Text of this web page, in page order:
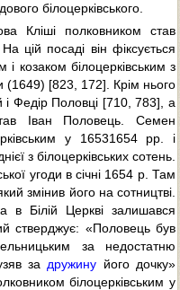
білоцерківського.
Кліші полковником став
цій посаді він фіксується
козаком білоцерківським з
(1649) [823, 172]. Крім нього
і Федір Половці [710, 783], а
Іван Половець. Семен
у 16531654 рр. і
з білоцерківських сотень.
угоди в січні 1654 р. Там
змінив його на сотництві.
в Білій Церкві залишався
стверджує: «Половець був
за недостатню
за дружину його дочку»
білоцерківським у